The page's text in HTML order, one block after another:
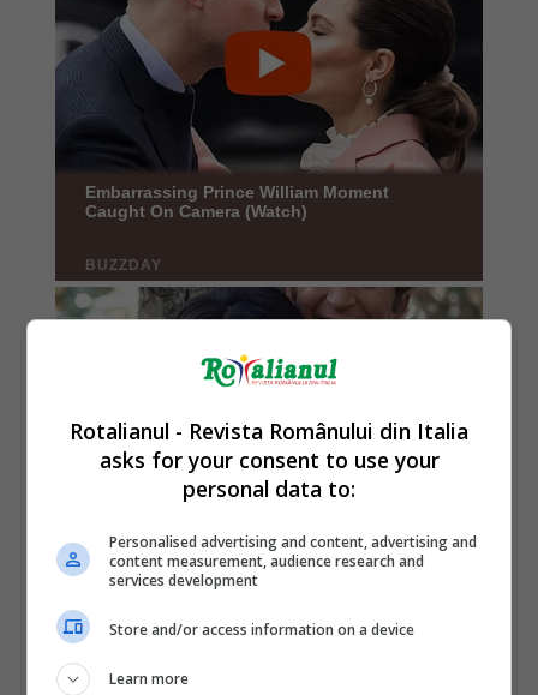
Rotalianul - Revista Românului din Italia
asks for your consent to use your
personal data to:
Personalised advertising and content, advertising and
content measurement, audience research and
services development
Store and/or access information on a device
Learn more